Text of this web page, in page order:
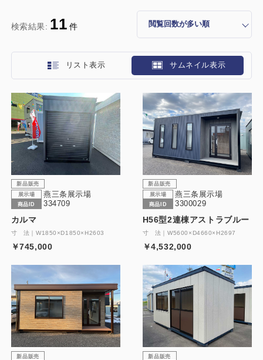
検索結果: 11 件
リスト表示 サムネイル表示
新品販売
展示場
燕三条展示場
商品ID 334709
カルマ
寸 法｜W1850×D1850×H2603
￥745,000
新品販売
展示場
燕三条展示場
商品ID 3300029
H56型2連棟アストラブルー
寸 法｜W5600×D4660×H2697
￥4,532,000
新品販売
新品販売